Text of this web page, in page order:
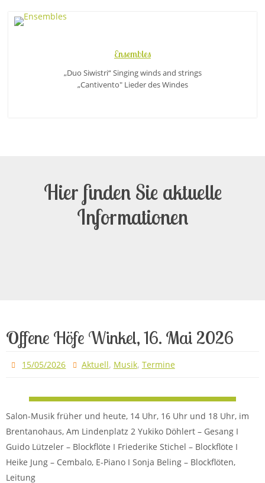
Ensembles
„Duo Siwistri“ Singing winds and strings
„Cantivento" Lieder des Windes
Hier finden Sie aktuelle
Informationen
Offene Höfe Winkel, 16. Mai 2026
15/05/2026 Aktuell, Musik, Termine
Salon-Musik früher und heute, 14 Uhr, 16 Uhr und 18 Uhr, im
Brentanohaus, Am Lindenplatz 2 Yukiko Döhlert – Gesang I
Guido Lützeler – Blockflöte I Friederike Stichel – Blockflöte I
Heike Jung – Cembalo, E-Piano I Sonja Beling – Blockflöten,
Leitung